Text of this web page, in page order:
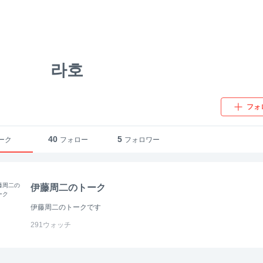
라호
フォ
ク 40 フォロー 5 フォロワー
伊藤周二のトーク
伊藤周二のトークです
291ウォッチ